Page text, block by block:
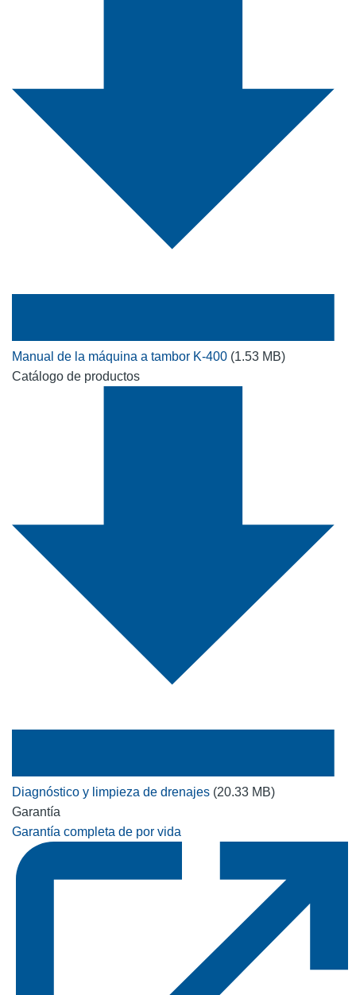
Manual de la máquina a tambor K-400 (1.53 MB)
Catálogo de productos
Diagnóstico y limpieza de drenajes (20.33 MB)
Garantía
Garantía completa de por vida